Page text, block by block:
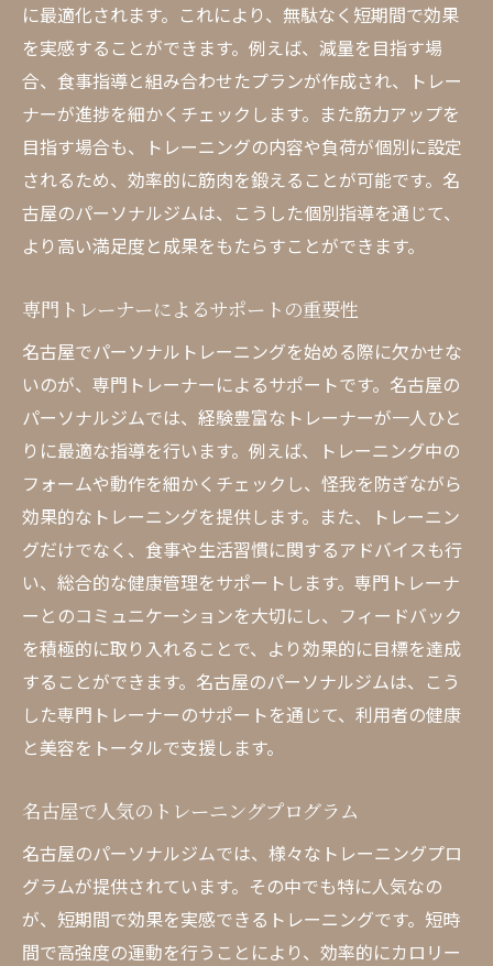
パーソナルトレーニングと日常生活のバラ
ンス
食生活改善のアドバイス
ストレス管理とメンタルケア
定期的な運動が与える健康効果
名古屋のジムコミュニティの活用
名古屋のパーソナルジム選びで失敗しないため
口コミや評価を活用する
料金体系を明確に理解する
契約前に必ず体験レッスンを受ける
自分の目標とジムの方針を合わせる
立地やアクセスの重要性
アフターサポートの内容を確認する
名古屋のパーソナルジムで夢のボディメイクを
実現
具体的なボディメイクプランの紹介
成功事例から学ぶモチベーションの維持法
トレーニングと栄養管理の重要性
名古屋のジムで提供される特別プログラム
定期的な進捗チェックの必要性
に最適化されます。これにより、無駄なく短期間で効果
を実感することができます。例えば、減量を目指す場
合、食事指導と組み合わせたプランが作成され、トレー
ナーが進捗を細かくチェックします。また筋力アップを
目指す場合も、トレーニングの内容や負荷が個別に設定
されるため、効率的に筋肉を鍛えることが可能です。名
古屋のパーソナルジムは、こうした個別指導を通じて、
より高い満足度と成果をもたらすことができます。
専門トレーナーによるサポートの重要性
名古屋でパーソナルトレーニングを始める際に欠かせな
いのが、専門トレーナーによるサポートです。名古屋の
パーソナルジムでは、経験豊富なトレーナーが一人ひと
りに最適な指導を行います。例えば、トレーニング中の
フォームや動作を細かくチェックし、怪我を防ぎながら
効果的なトレーニングを提供します。また、トレーニン
グだけでなく、食事や生活習慣に関するアドバイスも行
い、総合的な健康管理をサポートします。専門トレーナ
ーとのコミュニケーションを大切にし、フィードバック
を積極的に取り入れることで、より効果的に目標を達成
することができます。名古屋のパーソナルジムは、こう
した専門トレーナーのサポートを通じて、利用者の健康
と美容をトータルで支援します。
名古屋で人気のトレーニングプログラム
名古屋のパーソナルジムでは、様々なトレーニングプロ
グラムが提供されています。その中でも特に人気なの
が、短期間で効果を実感できるトレーニングです。短時
間で高強度の運動を行うことにより、効率的にカロリー